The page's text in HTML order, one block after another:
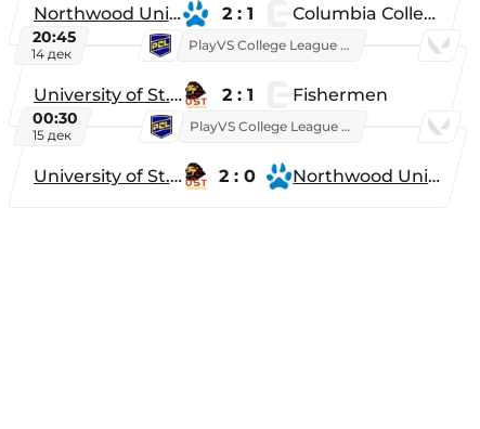
Northwood University 2 : 1 Columbia College
20:45
14 дек
PlayVS College League 2025: Fall
University of St. Thomas 2 : 1 Fishermen
00:30
15 дек
PlayVS College League 2025: Fall
University of St. Thomas 2 : 0 Northwood University